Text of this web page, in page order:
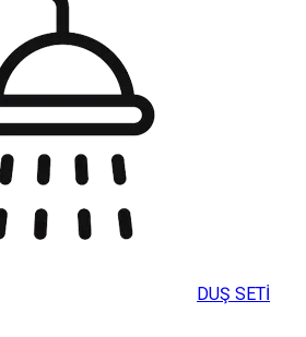
DUŞ SETİ